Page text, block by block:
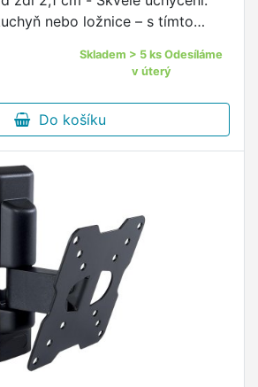
nebo ložnice – s tímto
Skladem > 5 ks Odesíláme
v úterý
Do košíku